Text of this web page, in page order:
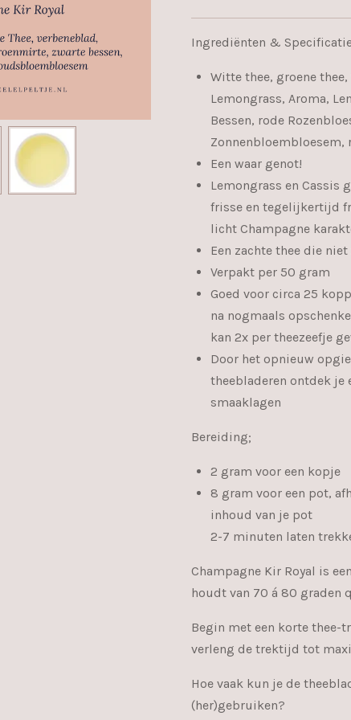
Ingrediënten &
Witte thee, groene thee,
Lemongrass, Aroma,
Bessen, rode
Zonnenbloembloesem,
Een waar genot!
Lemongrass en Cassis
frisse en tegelijkertijd
licht Champagne
Een zachte thee die
Verpakt per 50 gram
Goed voor circa 25
na nogmaals
kan 2x per theezeefje
Door het opnieuw
theebladeren ontdek je
smaaklagen
Bereiding;
2 gram voor een kopje
8 gram voor een pot,
inhoud van je pot
2-7 minuten laten
Champagne Kir Royal is
houdt van 70 á 80 graden
Begin met een korte thee-
verleng de trektijd tot
Hoe vaak kun je de
(her)gebruiken?